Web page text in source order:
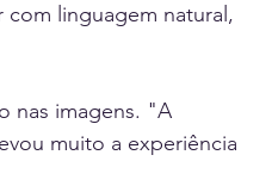
linguagem natural,
nas imagens. "A
muito a experiência